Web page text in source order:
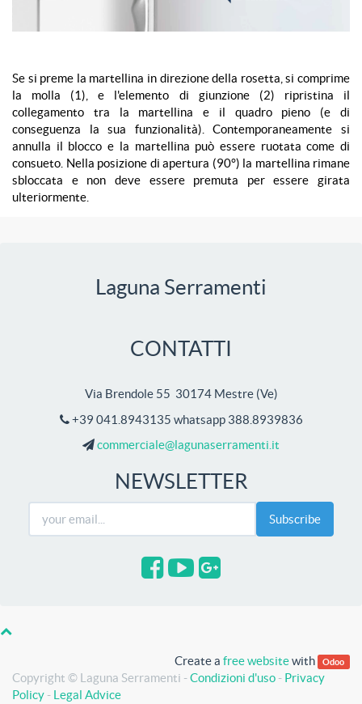
Se si preme la martellina in direzione della rosetta, si comprime
la molla (1), e l'elemento di giunzione (2) ripristina il
collegamento tra la martellina e il quadro pieno (e di
conseguenza la sua funzionalità). Contemporaneamente si
annulla il blocco e la martellina può essere ruotata come di
consueto. Nella posizione di apertura (90°) la martellina rimane
sbloccata e non deve essere premuta per essere girata
ulteriormente.
Laguna Serramenti
CONTATTI
Via Brendole 55 30174 Mestre(Ve)
+39 041.8943135 whatsapp 388.8939836
commerciale@lagunaserramenti.it
NEWSLETTER
Subscribe
Create a free websitewith Odoo
Copyright © Laguna Serramenti -Condizioni d'uso - Privacy
Policy - Legal Advice